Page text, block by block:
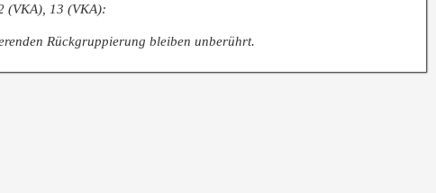
(VKA), 13 (VKA):
Rückgruppierung bleiben unberührt.